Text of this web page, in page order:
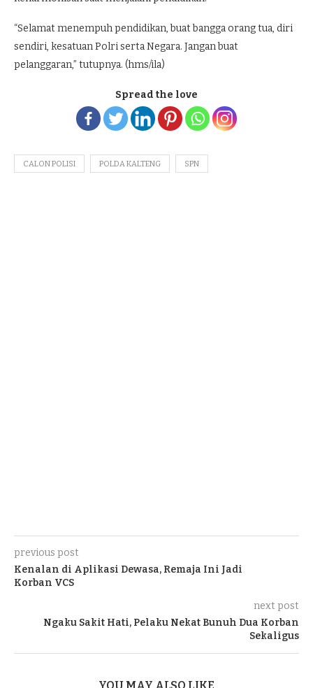
“Selamat menempuh pendidikan, buat bangga orang tua, diri
sendiri, kesatuan Polri serta Negara. Jangan buat
pelanggaran,” tutupnya. (hms/ila)
Spread the love
CALON POLISI POLDA KALTENG SPN
previous post
Kenalan di Aplikasi Dewasa, Remaja Ini Jadi
Korban VCS
next post
Ngaku Sakit Hati, Pelaku Nekat Bunuh Dua Korban
Sekaligus